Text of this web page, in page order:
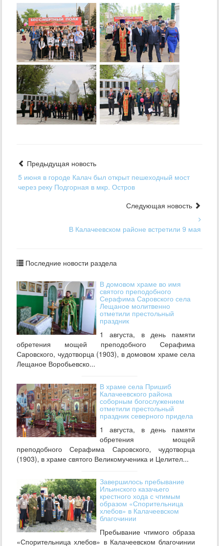
Предыдущая новость
5 июня в городе Калач был открыт пешеходный мост
через реку Подгорная в мкр. Остров
Следующая новость
В Калачеевском районе встретили 9 мая
Последние новости раздела
В домовом храме во имя
святого преподобного
Серафима Саровского села
Лещаное молитвенно
отметили престольный
праздник
1 августа, в день памяти
обретения мощей преподобного Серафима
Саровского, чудотворца (1903), в домовом храме села
Лещаное Воробьевско...
В храме села Пришиб
Калачеевского района
соборным богослужением
отметили престольный
праздник северного придела
1 августа, в день памяти
обретения мощей
преподобного Серафима Саровского, чудотворца
(1903), в храме святого Великомученика и Целител...
Завершилось пребывание
Ильинского казачьего
крестного хода с чтимым
образом «Спорительница
хлебов» в Калачеевском
благочинии
Пребывание чтимого образа
«Спорительница хлебов» в Калачеевском благочинии